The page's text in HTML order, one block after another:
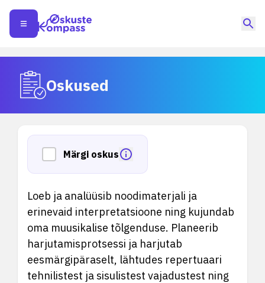
Oskused
Märgi oskus
Loeb ja analüüsib noodimaterjali ja
erinevaid interpretatsioone ning kujundab
oma muusikalise tõlgenduse. Planeerib
harjutamisprotsessi ja harjutab
eesmärgipäraselt, lähtudes repertuaari
tehnilistest ja sisulistest vajadustest ning